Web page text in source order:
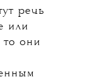
речь
или
то они